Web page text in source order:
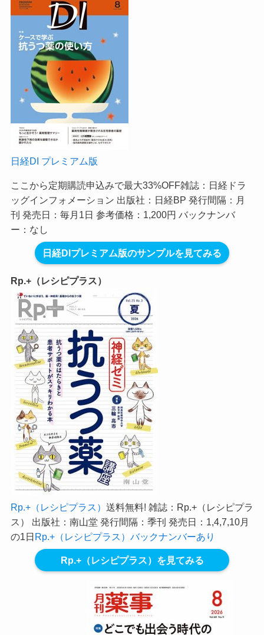
日経DI プレミアム版
ここから定期購読申込みで最大33%OFF雑誌：日経ドラ
ッグインフォメーション 出版社：日経BP 発行間隔：月
刊 発売日：毎月1日 参考価格：1,200円 バックナンバ
ー：なし
日経DIプレミアム版のサンプルを見てみる
Rp.+（レシピプラス）
Rp.+（レシピプラス） 送料無料! 雑誌：Rp.+（レシピプラ
ス） 出版社：南山堂 発行間隔：季刊 発売日：1,4,7,10月
の1日Rp.+（レシピプラス）バックナンバーあり
Rp.+（レシピプラス）を見てみる